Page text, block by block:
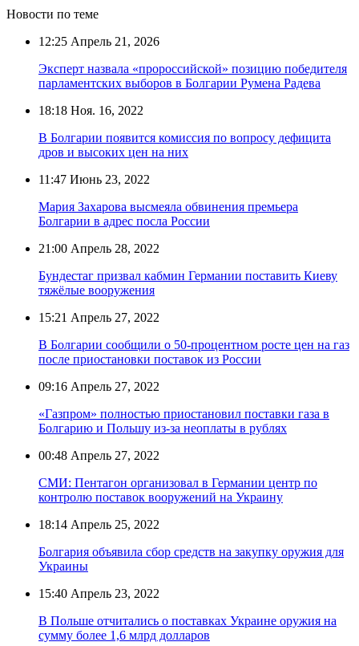
Новости по теме
12:25 Апрель 21, 2026
Эксперт назвала «пророссийской» позицию победителя
парламентских выборов в Болгарии Румена Радева
18:18 Ноя. 16, 2022
В Болгарии появится комиссия по вопросу дефицита
дров и высоких цен на них
11:47 Июнь 23, 2022
Мария Захарова высмеяла обвинения премьера
Болгарии в адрес посла России
21:00 Апрель 28, 2022
Бундестаг призвал кабмин Германии поставить Киеву
тяжёлые вооружения
15:21 Апрель 27, 2022
В Болгарии сообщили о 50-процентном росте цен на газ
после приостановки поставок из России
09:16 Апрель 27, 2022
«Газпром» полностью приостановил поставки газа в
Болгарию и Польшу из-за неоплаты в рублях
00:48 Апрель 27, 2022
СМИ: Пентагон организовал в Германии центр по
контролю поставок вооружений на Украину
18:14 Апрель 25, 2022
Болгария объявила сбор средств на закупку оружия для
Украины
15:40 Апрель 23, 2022
В Польше отчитались о поставках Украине оружия на
сумму более 1,6 млрд долларов